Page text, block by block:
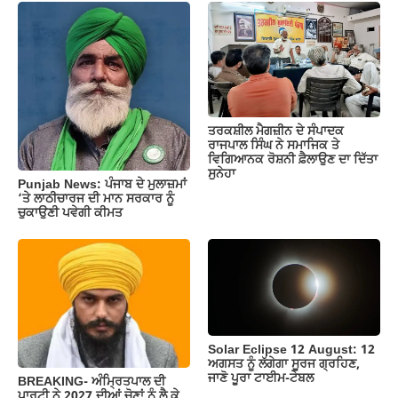
Punjab News: ਪੰਜਾਬ ਦੇ ਮੁਲਾਜ਼ਮਾਂ
‘ਤੇ ਲਾਠੀਚਾਰਜ ਦੀ ਮਾਨ ਸਰਕਾਰ ਨੂੰ
ਚੁਕਾਉਣੀ ਪਵੇਗੀ ਕੀਮਤ
ਤਰਕਸ਼ੀਲ ਮੈਗਜ਼ੀਨ ਦੇ ਸੰਪਾਦਕ
ਰਾਜਪਾਲ ਸਿੰਘ ਨੇ ਸਮਾਜਿਕ ਤੇ
ਵਿਗਿਆਨਕ ਰੋਸ਼ਨੀ ਫ਼ੈਲਾਉਣ ਦਾ ਦਿੱਤਾ
ਸੁਨੇਹਾ
BREAKING- ਅੰਮ੍ਰਿਤਪਾਲ ਦੀ
Solar Eclipse 12 August: 12
ਅਗਸਤ ਨੂੰ ਲੱਗੇਗਾ ਸੂਰਜ ਗ੍ਰਹਿਣ,
ਜਾਣੋ ਪੂਰਾ ਟਾਈਮ-ਟੇਬਲ